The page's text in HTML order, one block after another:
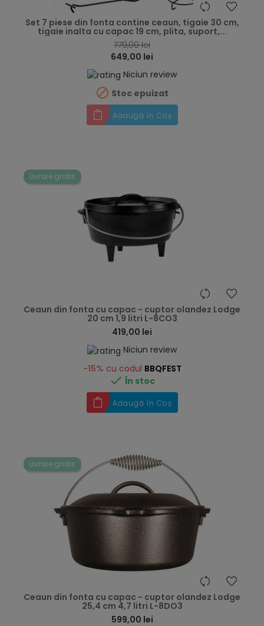
Set 7 piese din fonta contine ceaun, tigaie 30 cm,
tigaie inalta cu capac 19 cm, plita, suport,...
779,00 lei
649,00 lei
Niciun review
 Stoc epuizat
Adaugă în Coș
Livrare gratis
Ceaun din fonta cu capac - cuptor olandez Lodge
20 cm 1,9 litri L-8CO3
419,00 lei
Niciun review
-15% cu codul BBQFEST
 În stoc
Adaugă în Coș
Livrare gratis
Ceaun din fonta cu capac - cuptor olandez Lodge
25,4 cm 4,7 litri L-8DO3
599,00 lei